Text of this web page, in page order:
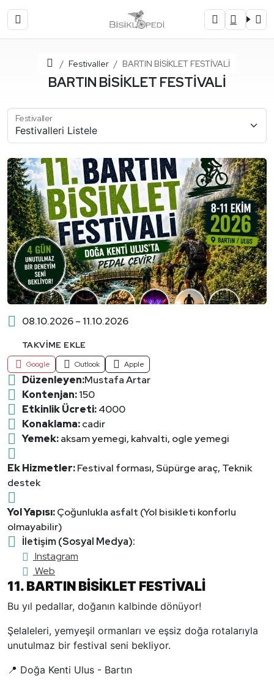
Ana SayfaFestivaller BARTIN BİSİKLET FESTİVALİ
BARTIN BİSİKLET FESTİVALİ
Festivaller
08.10.2026 – 11.10.2026
TAKVIME EKLE
Google Outlook Apple
Düzenleyen:Mustafa Artar
Kontenjan:150
Etkinlik Ücreti:4000
Konaklama:cadir
Yemek:aksam yemegi, kahvalti, ogle yemegi
Ek Hizmetler:Festival forması, Süpürge araç, Teknik
destek
Yol Yapısı:Çoğunlukla asfalt (Yol bisikleti konforlu
olmayabilir)
İletişim (Sosyal Medya):
Instagram
Web
11. BARTIN BİSİKLET FESTİVALİ
Bu yıl pedallar, doğanın kalbinde dönüyor!
Şelaleleri, yemyeşil ormanları ve eşsiz doğa rotalarıyla
unutulmaz bir festival seni bekliyor.
📍 Doğa Kenti Ulus - Bartın